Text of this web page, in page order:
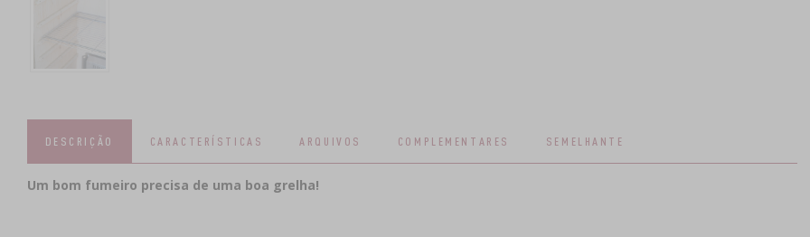
DESCRIÇÃO CARACTERÍSTICAS ARQUIVOS COMPLEMENTARES SEMELHANTE
Um bom fumeiro precisa de uma boa grelha!